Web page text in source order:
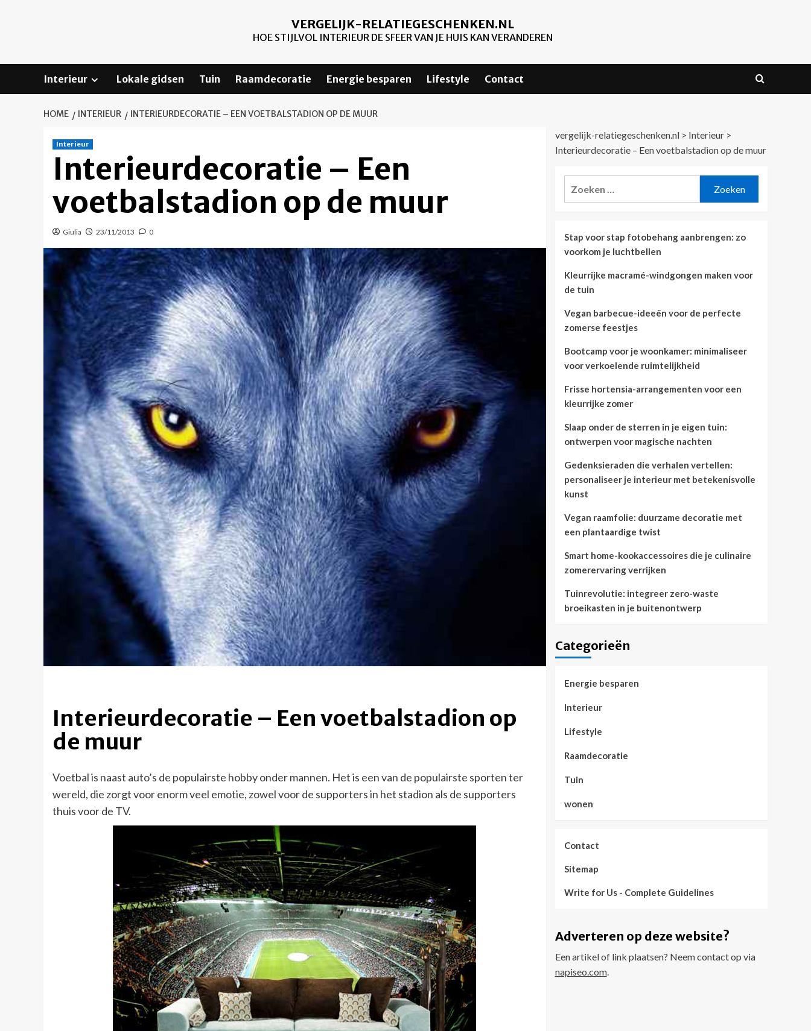
VERGELIJK-RELATIEGESCHENKEN.NL
HOE STIJLVOL INTERIEUR DE SFEER VAN JE HUIS KAN VERANDEREN
Interieur Lokale gidsen Tuin Raamdecoratie Energie besparen Lifestyle Contact
HOME INTERIEUR INTERIEURDECORATIE – EEN VOETBALSTADION OP DE MUUR
Interieur
Interieurdecoratie – Een
voetbalstadion op de muur
Giulia 23/11/2013 0
Interieurdecoratie – Een voetbalstadion op
de muur
Voetbal is naast auto’s de populairste hobby onder mannen. Het is een van de populairste sporten ter
wereld, die zorgt voor enorm veel emotie, zowel voor de supporters in het stadion als de supporters
thuis voor de TV.
vergelijk-relatiegeschenken.nl> Interieur>
Interieurdecoratie – Een voetbalstadion op de muur
Stap voor stap fotobehang aanbrengen: zo
voorkom je luchtbellen
Kleurrijke macramé-windgongen maken voor
de tuin
Vegan barbecue-ideeën voor de perfecte
zomerse feestjes
Bootcamp voor je woonkamer: minimaliseer
voor verkoelende ruimtelijkheid
Frisse hortensia-arrangementen voor een
kleurrijke zomer
Slaap onder de sterren in je eigen tuin:
ontwerpen voor magische nachten
Gedenksieraden die verhalen vertellen:
personaliseer je interieur met betekenisvolle
kunst
Vegan raamfolie: duurzame decoratie met
een plantaardige twist
Smart home-kookaccessoires die je culinaire
zomerervaring verrijken
Tuinrevolutie: integreer zero-waste
broeikasten in je buitenontwerp
Categorieën
Energie besparen
Interieur
Lifestyle
Raamdecoratie
Tuin
wonen
Contact
Sitemap
Write for Us - Complete Guidelines
Adverteren op deze website?
Een artikel of link plaatsen? Neem contact op via
napiseo.com.